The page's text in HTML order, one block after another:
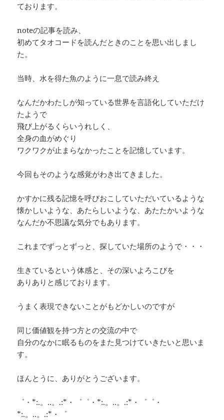
ております。
noteの記事を読み、
初めてタオコードを読んだときのことを思い出しまし
た。
当時、水を得た魚のように一息で読み終え
なんだかわたしが知っている世界を言語化していただけ
たようで
飛び上がるくらいうれしく、
全身の血がめぐり
ワクワクが止まらなかったことを記憶しています。
今回もそのような感覚がわき出てきました。
かすかに残る記憶を呼びおこしていただいているような
懐かしいような、あたらしいような、あたたかいような
なんだか不思議な気分でもあります。
これまでずっとずっと、探していた場所のようで・・・
生きているという体感と、その深いよろこびを
ありありと感じております。
うまく表現できないことがもどかしいのですが
同じ価値観を持つ方との交流の中で
自分のなかに眠るものをまた見つけていきたいと思いま
す。
ほんとうに、ありがとうございます。
゜・*:.。..。.:*・゜゜・*:.。..。.:*・゜゜・
*:.。..。.:*・゜